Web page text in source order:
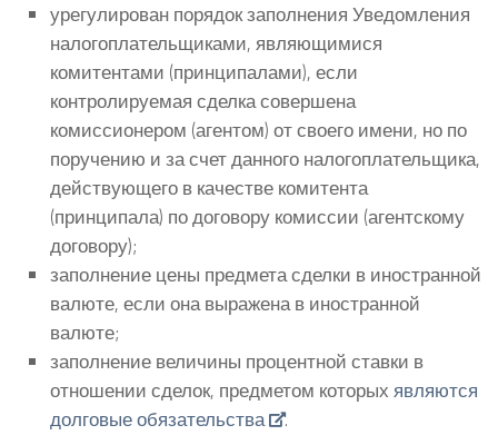
урегулирован порядок заполнения Уведомления
налогоплательщиками, являющимися
комитентами (принципалами), если
контролируемая сделка совершена
комиссионером (агентом) от своего имени, но по
поручению и за счет данного налогоплательщика,
действующего в качестве комитента
(принципала) по договору комиссии (агентскому
договору);
заполнение цены предмета сделки в иностранной
валюте, если она выражена в иностранной
валюте;
заполнение величины процентной ставки в
отношении сделок, предметом которых являются
долговые обязательства
.